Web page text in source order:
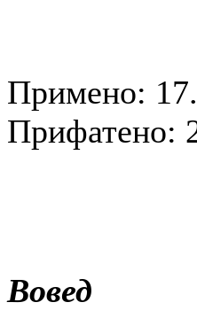
Примено:
Прифатено:
Вовед